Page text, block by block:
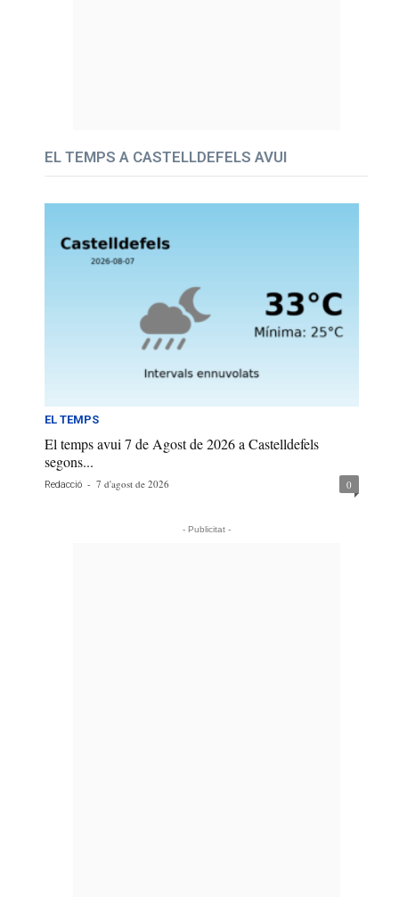
EL TEMPS A CASTELLDEFELS AVUI
EL TEMPS
El temps avui 7 de Agost de 2026 a Castelldefels
segons...
Redacció - 7 d'agost de 2026 0
- Publicitat -